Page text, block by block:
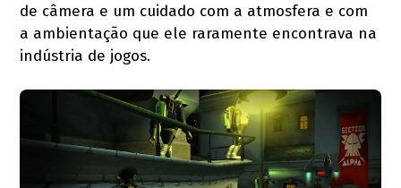
de câmera e um cuidado com a atmosfera e com
a ambientação que ele raramente encontrava na
indústria de jogos.